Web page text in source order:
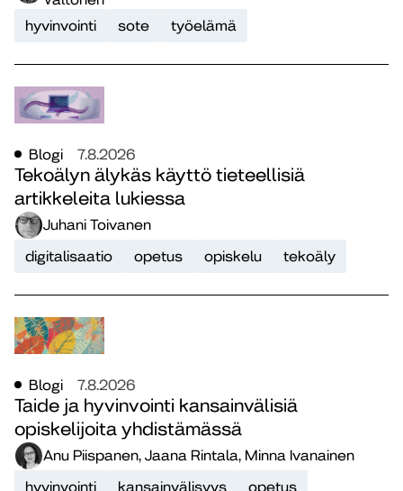
hyvinvointi
sote työelämä
Blogi 7.8.2026
Tekoälyn älykäs käyttö tieteellisiä
artikkeleita lukiessa
Juhani Toivanen
digitalisaatio
opetus opiskelu tekoäly
Blogi 7.8.2026
Taide ja hyvinvointi kansainvälisiä
opiskelijoita yhdistämässä
Anu Piispanen, Jaana Rintala, Minna Ivanainen
hyvinvointi
kansainvälisyys opetus